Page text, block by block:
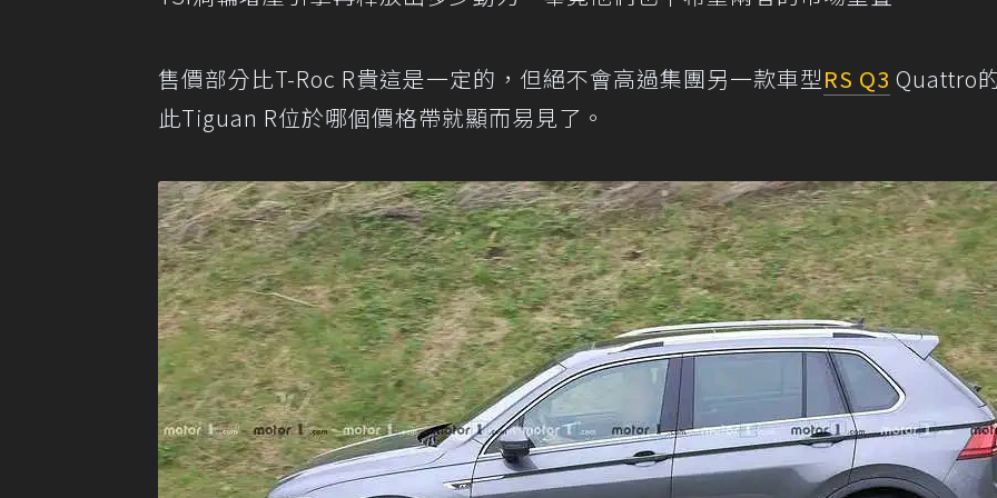
售價部分比T-Roc R貴這是一定的，但絕不會高過集團另一款車型RS Q3 Quattro
此Tiguan R位於哪個價格帶就顯而易見了。